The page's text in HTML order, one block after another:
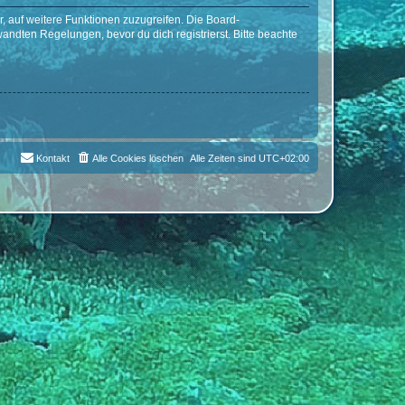
auf weitere Funktionen zuzugreifen. Die Board-
Regelungen, bevor du dich registrierst. Bitte beachte
Alle Zeiten sind UTC+02:00
Alle Cookies löschen
Kontakt